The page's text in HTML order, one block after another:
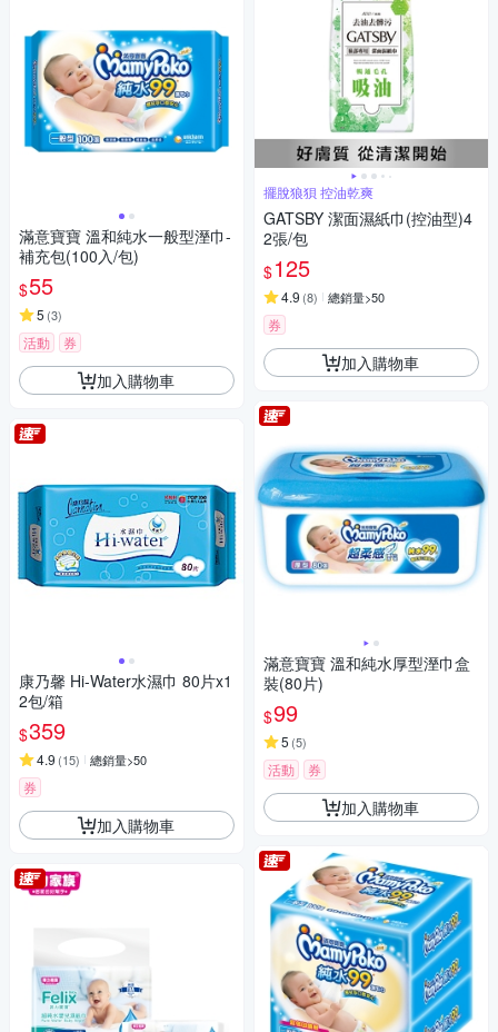
滿意寶寶 溫和純水一般型溼巾-
補充包(100入/包)
$55
5 (3)
活動 券
加入購物車
康乃馨 Hi-Water水濕巾 80片x1
2包/箱
$359
4.9 (15) 總銷量>50
券
加入購物車
擺脫狼狽 控油乾爽
GATSBY 潔面濕紙巾(控油型)4
2張/包
$125
4.9 (8) 總銷量>50
券
加入購物車
滿意寶寶 溫和純水厚型溼巾盒
裝(80片)
$99
5 (5)
活動 券
加入購物車